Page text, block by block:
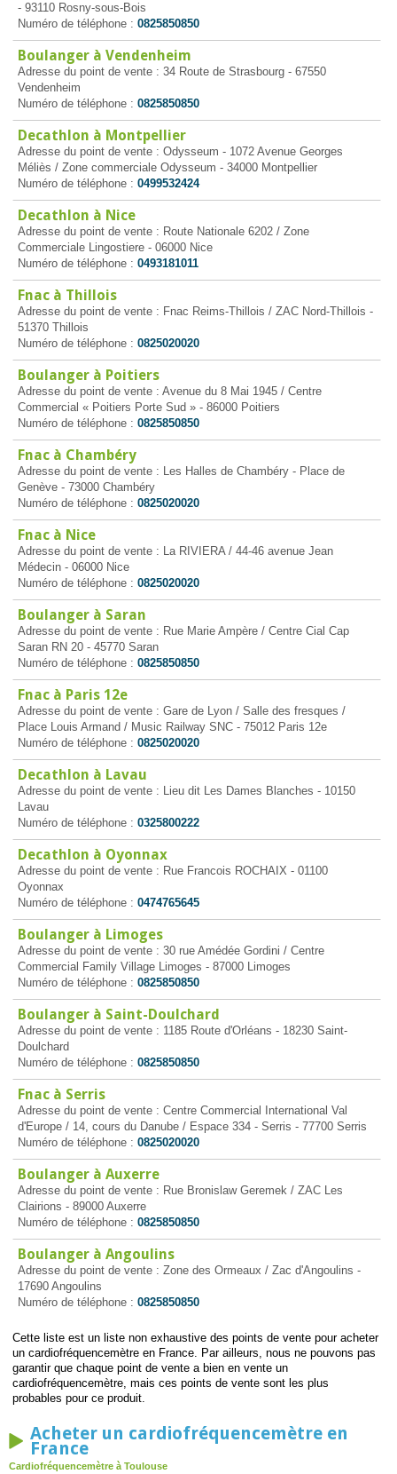
- 93110 Rosny-sous-Bois
Numéro de téléphone : 0825850850
Boulanger à Vendenheim
Adresse du point de vente : 34 Route de Strasbourg - 67550
Vendenheim
Numéro de téléphone : 0825850850
Decathlon à Montpellier
Adresse du point de vente : Odysseum - 1072 Avenue Georges
Méliès / Zone commerciale Odysseum - 34000 Montpellier
Numéro de téléphone : 0499532424
Decathlon à Nice
Adresse du point de vente : Route Nationale 6202 / Zone
Commerciale Lingostiere - 06000 Nice
Numéro de téléphone : 0493181011
Fnac à Thillois
Adresse du point de vente : Fnac Reims-Thillois / ZAC Nord-Thillois -
51370 Thillois
Numéro de téléphone : 0825020020
Boulanger à Poitiers
Adresse du point de vente : Avenue du 8 Mai 1945 / Centre
Commercial « Poitiers Porte Sud » - 86000 Poitiers
Numéro de téléphone : 0825850850
Fnac à Chambéry
Adresse du point de vente : Les Halles de Chambéry - Place de
Genève - 73000 Chambéry
Numéro de téléphone : 0825020020
Fnac à Nice
Adresse du point de vente : La RIVIERA / 44-46 avenue Jean
Médecin - 06000 Nice
Numéro de téléphone : 0825020020
Boulanger à Saran
Adresse du point de vente : Rue Marie Ampère / Centre Cial Cap
Saran RN 20 - 45770 Saran
Numéro de téléphone : 0825850850
Fnac à Paris 12e
Adresse du point de vente : Gare de Lyon / Salle des fresques /
Place Louis Armand / Music Railway SNC - 75012 Paris 12e
Numéro de téléphone : 0825020020
Decathlon à Lavau
Adresse du point de vente : Lieu dit Les Dames Blanches - 10150
Lavau
Numéro de téléphone : 0325800222
Decathlon à Oyonnax
Adresse du point de vente : Rue Francois ROCHAIX - 01100
Oyonnax
Numéro de téléphone : 0474765645
Boulanger à Limoges
Adresse du point de vente : 30 rue Amédée Gordini / Centre
Commercial Family Village Limoges - 87000 Limoges
Numéro de téléphone : 0825850850
Boulanger à Saint-Doulchard
Adresse du point de vente : 1185 Route d'Orléans - 18230 Saint-
Doulchard
Numéro de téléphone : 0825850850
Fnac à Serris
Adresse du point de vente : Centre Commercial International Val
d'Europe / 14, cours du Danube / Espace 334 - Serris - 77700 Serris
Numéro de téléphone : 0825020020
Boulanger à Auxerre
Adresse du point de vente : Rue Bronislaw Geremek / ZAC Les
Clairions - 89000 Auxerre
Numéro de téléphone : 0825850850
Boulanger à Angoulins
Adresse du point de vente : Zone des Ormeaux / Zac d'Angoulins -
17690 Angoulins
Numéro de téléphone : 0825850850
Cette liste est un liste non exhaustive des points de vente pour acheter
un cardiofréquencemètre en France. Par ailleurs, nous ne pouvons pas
garantir que chaque point de vente a bien en vente un
cardiofréquencemètre, mais ces points de vente sont les plus
probables pour ce produit.
Acheter un cardiofréquencemètre en
France
Cardiofréquencemètre à Toulouse